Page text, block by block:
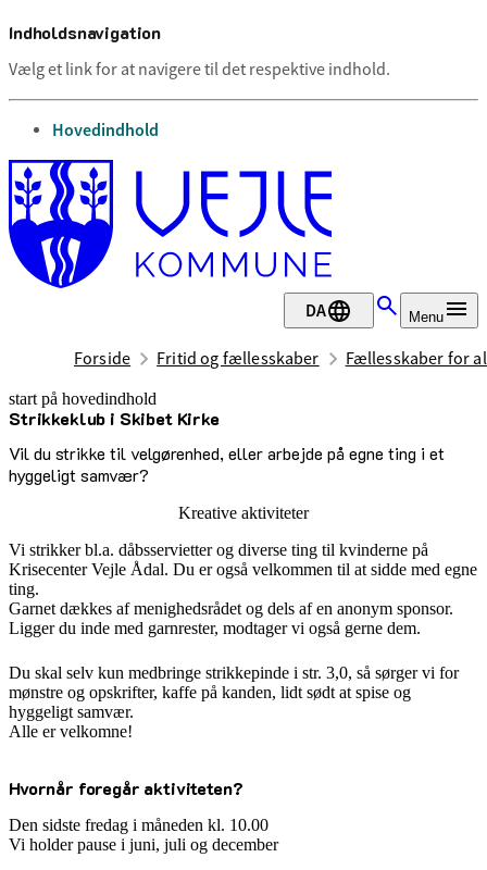
Indholdsnavigation
Vælg et link for at navigere til det respektive indhold.
gå til
Hovedindhold
DA Menu
Forside Fritid og fællesskaber Fællesskaber for
start på hovedindhold
Strikkeklub i Skibet Kirke
Vil du strikke til velgørenhed, eller arbejde på egne ting i et
hyggeligt samvær?
senest opdateret 30. juni 2026
Kreative aktiviteter
Vi strikker bl.a. dåbsservietter og diverse ting til kvinderne på
Krisecenter Vejle Ådal. Du er også velkommen til at sidde med egne
ting.
Garnet dækkes af menighedsrådet og dels af en anonym sponsor.
Ligger du inde med garnrester, modtager vi også gerne dem.
Du skal selv kun medbringe strikkepinde i str. 3,0, så sørger vi for
mønstre og opskrifter, kaffe på kanden, lidt sødt at spise og
hyggeligt samvær.
Alle er velkomne!
Hvornår foregår aktiviteten?
Den sidste fredag i måneden kl. 10.00
Vi holder pause i juni, juli og december